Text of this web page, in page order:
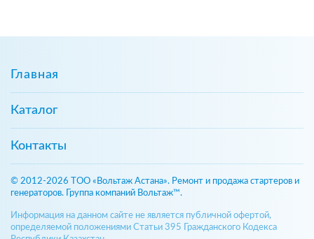
Главная
Каталог
Контакты
© 2012-2026 ТОО «Вольтаж Астана». Ремонт и продажа стартеров и
генераторов. Группа компаний Вольтаж™.
Информация на данном сайте не является публичной офертой,
определяемой положениями Статьи 395 Гражданского Кодекса